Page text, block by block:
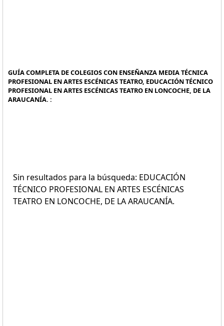
GUÍA COMPLETA DE COLEGIOS CON ENSEÑANZA MEDIA TÉCNICA
PROFESIONAL EN ARTES ESCÉNICAS TEATRO, EDUCACIÓN TÉCNICO
PROFESIONAL EN ARTES ESCÉNICAS TEATRO EN LONCOCHE, DE LA
ARAUCANÍA. :
Sin resultados para la búsqueda: EDUCACIÓN
TÉCNICO PROFESIONAL EN ARTES ESCÉNICAS
TEATRO EN LONCOCHE, DE LA ARAUCANÍA.